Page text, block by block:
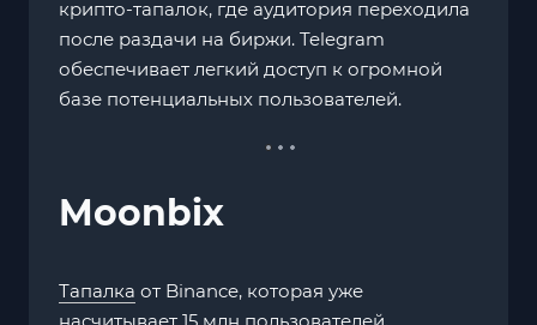
крипто-тапалок, где аудитория переходила
после раздачи на биржи. Telegram
обеспечивает легкий доступ к огромной
базе потенциальных пользователей.
Moonbix
Тапалка от Binance, которая уже